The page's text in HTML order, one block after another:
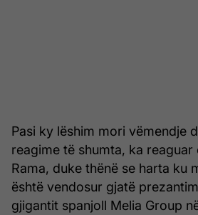
Pasi ky lëshim mori vëmendje
reagime të shumta, ka
Rama, duke thënë se harta ku
është vendosur gjatë
gjigantit spanjoll Melia Group